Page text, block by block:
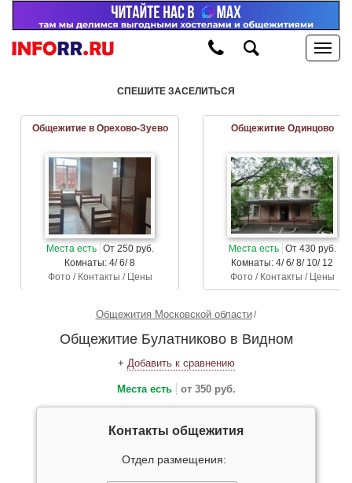
СПЕШИТЕ ЗАСЕЛИТЬСЯ
Общежитие в Орехово-Зуево
Места есть От 250 руб.
Комнаты: 4/ 6/ 8
Фото / Контакты / Цены
Общежитие Одинцово
Места есть От 430 руб.
Комнаты: 4/ 6/ 8/ 10/ 12
Фото / Контакты / Цены
Общежития Московской области
Общежитие Булатниково в Видном
+ Добавить к сравнению
Места есть от 350 руб.
Контакты общежития
Отдел размещения: